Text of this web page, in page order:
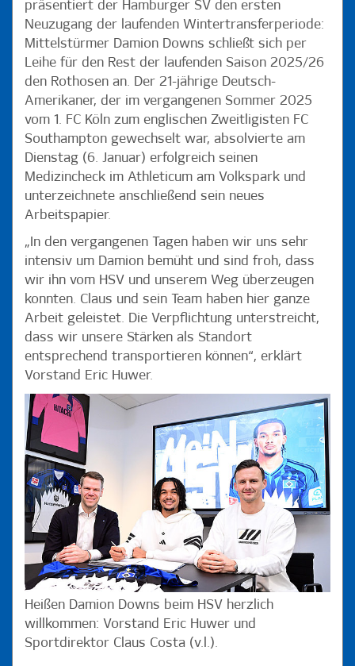
präsentiert der Hamburger SV den ersten
Neuzugang der laufenden Wintertransferperiode:
Mittelstürmer Damion Downs schließt sich per
Leihe für den Rest der laufenden Saison 2025/26
den Rothosen an. Der 21-jährige Deutsch-
Amerikaner, der im vergangenen Sommer 2025
vom 1. FC Köln zum englischen Zweitligisten FC
Southampton gewechselt war, absolvierte am
Dienstag (6. Januar) erfolgreich seinen
Medizincheck im Athleticum am Volkspark und
unterzeichnete anschließend sein neues
Arbeitspapier.
„In den vergangenen Tagen haben wir uns sehr
intensiv um Damion bemüht und sind froh, dass
wir ihn vom HSV und unserem Weg überzeugen
konnten. Claus und sein Team haben hier ganze
Arbeit geleistet. Die Verpflichtung unterstreicht,
dass wir unsere Stärken als Standort
entsprechend transportieren können“, erklärt
Vorstand Eric Huwer.
Heißen Damion Downs beim HSV herzlich
willkommen: Vorstand Eric Huwer und
Sportdirektor Claus Costa (v.l.).